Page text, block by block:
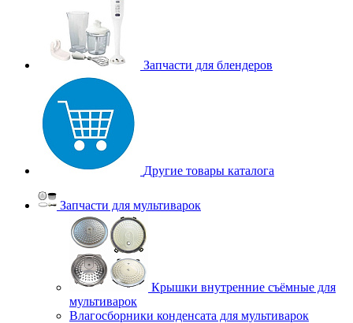
Запчасти для блендеров
Другие товары каталога
Запчасти для мультиварок
Крышки внутренние съёмные для
мультиварок
Влагосборники конденсата для мультиварок